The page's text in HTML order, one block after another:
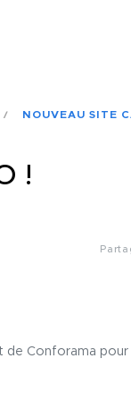
NOUVEAU SITE
!
de Conforama